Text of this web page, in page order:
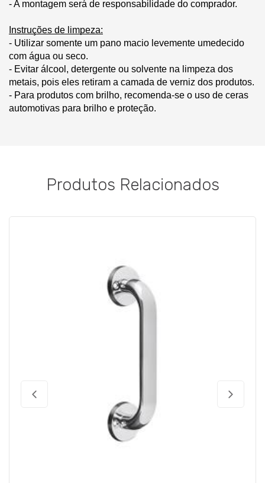
- A montagem será de responsabilidade do comprador.
Instruções de limpeza:
- Utilizar somente um pano macio levemente umedecido
com água ou seco.
- Evitar álcool, detergente ou solvente na limpeza dos
metais, pois eles retiram a camada de verniz dos produtos.
- Para produtos com brilho, recomenda-se o uso de ceras
automotivas para brilho e proteção.
Produtos Relacionados